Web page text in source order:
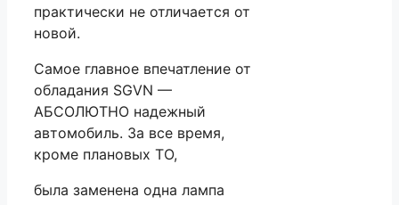
практически не отличается от
новой.
Самое главное впечатление от
обладания SGVN —
АБСОЛЮТНО надежный
автомобиль. За все время,
кроме плановых ТО,
была заменена одна лампа